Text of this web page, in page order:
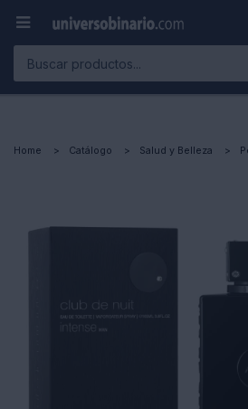

Home Catálogo Salud y Belleza